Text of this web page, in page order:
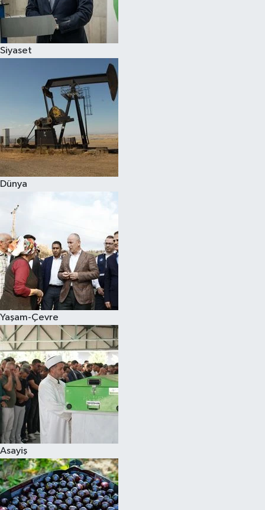
Siyaset
Dünya
Yaşam-Çevre
Asayiş
Spor
Çocuk
Eğitim
Hava Durumu
Kadın
Kültür Sanat
Sağlık
Siyaset
Teknoloji
Televizyon
Yaşam-Çevre